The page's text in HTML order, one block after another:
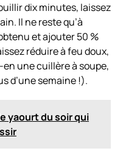
dix minutes, laissez
Il ne reste qu’à
et ajouter 50 %
réduire à feu doux,
une cuillère à soupe,
d’une semaine !).
yaourt du soir qui